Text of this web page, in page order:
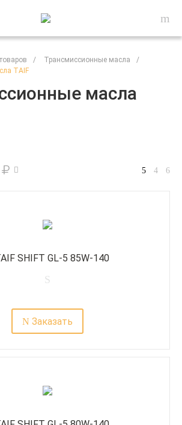
/ Трансмиссионные масла
/
TAIF
масла
SHIFT GL-5 85W-140
Заказать